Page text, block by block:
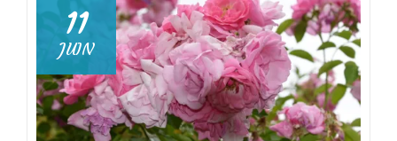
Focus
sur
le
rosier
11
JUIN